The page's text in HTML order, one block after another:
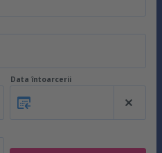
Data întoarcerii